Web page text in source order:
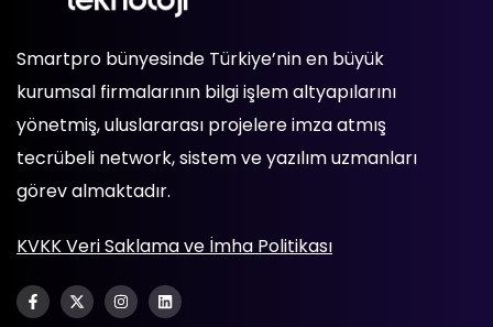
Smartpro bünyesinde Türkiye’nin en büyük
kurumsal firmalarının bilgi işlem altyapılarını
yönetmiş, uluslararası projelere imza atmış
tecrübeli network, sistem ve yazılım uzmanları
görev almaktadır.
KVKK Veri Saklama ve İmha Politikası